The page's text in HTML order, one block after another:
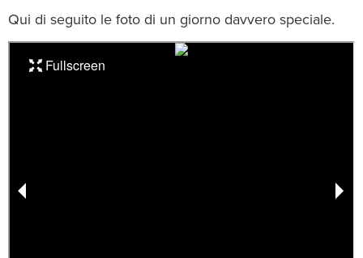
Qui di seguito le foto di un giorno davvero speciale.